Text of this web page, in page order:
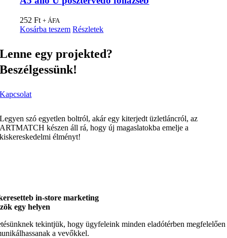
252Ft + ÁFA
Kosárba teszem Részletek
Lenne egy projekted?
Beszélgessünk!
Kapcsolat
Legyen szó egyetlen boltról, akár egy kiterjedt üzletláncról, az
ARTMATCH készen áll rá, hogy új magaslatokba emelje a
kiskereskedelmi élményt!
in-store marketing
egy helyen
tekintjük, hogy ügyfeleink minden eladótérben megfelelően
a vevőkkel.